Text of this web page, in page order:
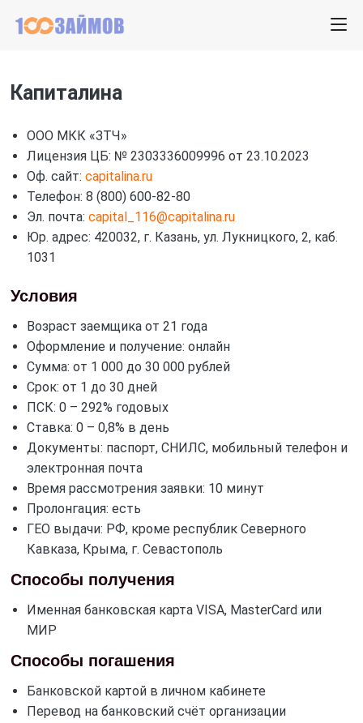
Капиталина
ООО МКК «ЗТЧ»
Лицензия ЦБ: № 2303336009996 от 23.10.2023
Оф. сайт: capitalina.ru
Телефон: 8 (800) 600-82-80
Эл. почта: capital_116@capitalina.ru
Юр. адрес: 420032, г. Казань, ул. Лукницкого, 2, каб.
1031
Условия
Возраст заемщика от 21 года
Оформление и получение: онлайн
Сумма: от 1 000 до 30 000 рублей
Срок: от 1 до 30 дней
ПСК: 0 – 292% годовых
Ставка: 0 – 0,8% в день
Документы: паспорт, СНИЛС, мобильный телефон и
электронная почта
Время рассмотрения заявки: 10 минут
Пролонгация: есть
ГЕО выдачи: РФ, кроме республик Северного
Кавказа, Крыма, г. Севастополь
Способы получения
Именная банковская карта VISA, MasterCard или
МИР
Способы погашения
Банковской картой в личном кабинете
Перевод на банковский счёт организации